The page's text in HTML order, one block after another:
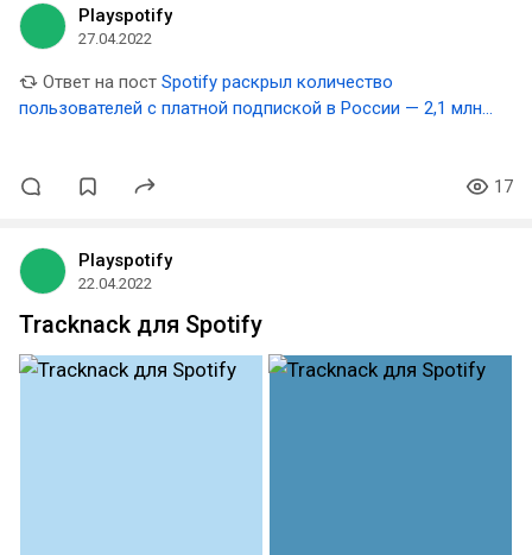
Playspotify
27.04.2022
Ответ на пост Spotify раскрыл количество
пользователей с платной подпиской в России — 2,1 млн
17
Playspotify
22.04.2022
Tracknack для Spotify